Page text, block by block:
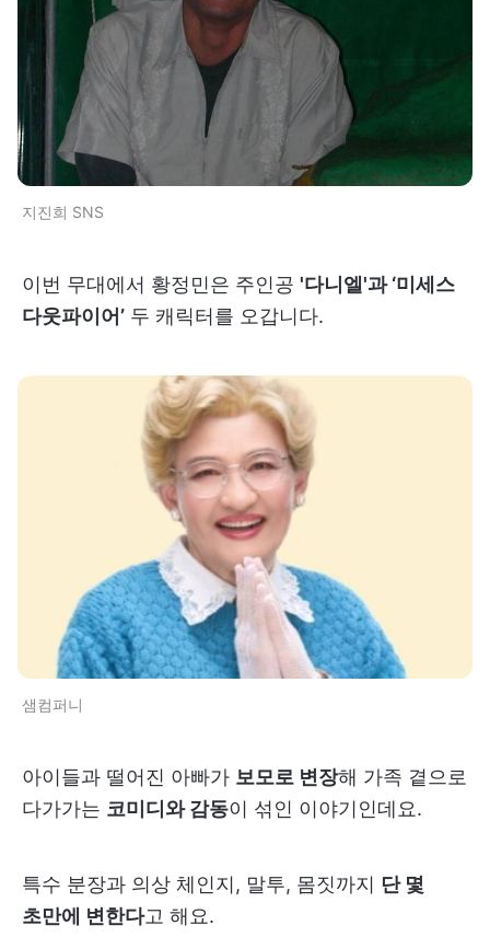
지진희 SNS
이번 무대에서 황정민은 주인공 '다니엘'과 ‘미세스
다웃파이어’ 두 캐릭터를 오갑니다.
샘컴퍼니
아이들과 떨어진 아빠가 보모로 변장해 가족 곁으로
다가가는 코미디와 감동이 섞인 이야기인데요.
특수 분장과 의상 체인지, 말투, 몸짓까지 단 몇
초만에 변한다고 해요.